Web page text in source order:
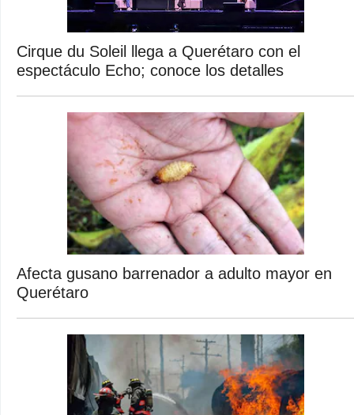
Cirque du Soleil llega a Querétaro con el
espectáculo Echo; conoce los detalles
Afecta gusano barrenador a adulto mayor en
Querétaro